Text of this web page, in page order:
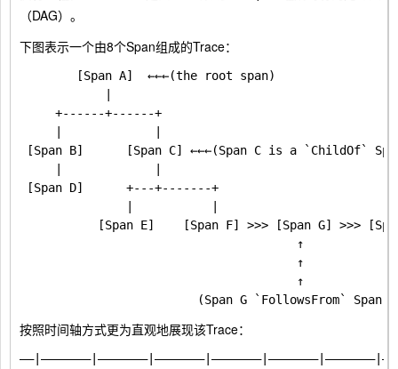
（DAG）。
下图表示一个由8个Span组成的Trace：
        [Span A]  ←←←(the root span)
     +------+------+
[Span B]      [Span C] ←←←(Span C is a `ChildOf`
[Span D]      +---+-------+
[Span E]    [Span F] >>> [Span G] >>>
                                       ↑
                                       ↑
                                       ↑
按照时间轴方式更为直观地展现该Trace：